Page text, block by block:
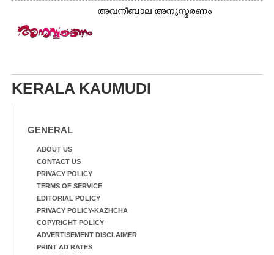
അവനീബാല അനുസ്മരണം
KERALA KAUMUDI
GENERAL
ABOUT US
CONTACT US
PRIVACY POLICY
TERMS OF SERVICE
EDITORIAL POLICY
PRIVACY POLICY-KAZHCHA
COPYRIGHT POLICY
ADVERTISEMENT DISCLAIMER
PRINT AD RATES